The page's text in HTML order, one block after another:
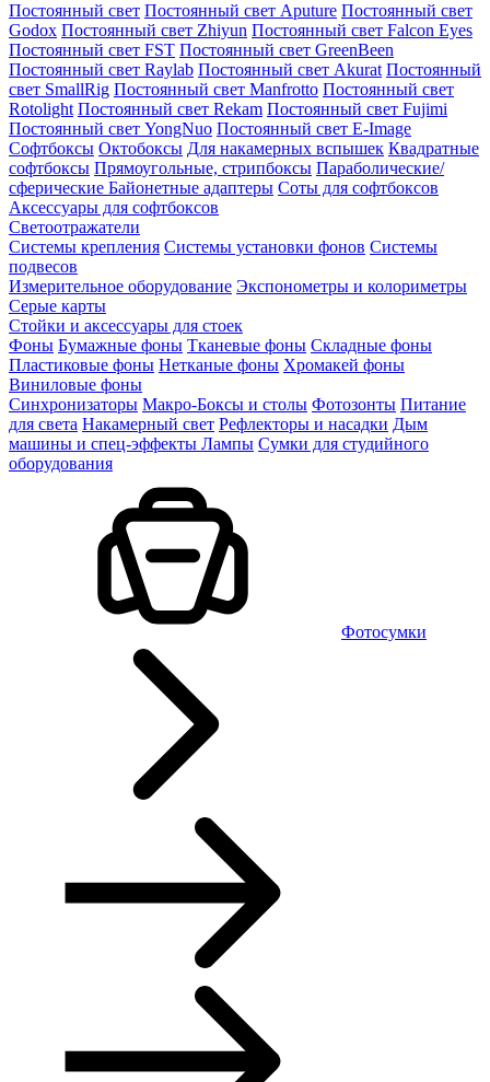
Постоянный свет Постоянный свет Aputure Постоянный свет
Godox Постоянный свет Zhiyun Постоянный свет Falcon Eyes
Постоянный свет FST Постоянный свет GreenBeen
Постоянный свет Raylab Постоянный свет Akurat Постоянный
свет SmallRig Постоянный свет Manfrotto Постоянный свет
Rotolight Постоянный свет Rekam Постоянный свет Fujimi
Постоянный свет YongNuo Постоянный свет E-Image
Софтбоксы Октобоксы Для накамерных вспышек Квадратные
софтбоксы Прямоугольные, стрипбоксы Параболические/
сферические Байонетныe адаптеры Соты для софтбоксов
Аксессуары для софтбоксов
Светоотражатели
Системы крепления Системы установки фонов Системы
подвесов
Измерительное оборудование Экспонометры и колориметры
Серые карты
Стойки и аксессуары для стоек
Фоны Бумажные фоны Тканевые фоны Складные фоны
Пластиковые фоны Нетканые фоны Хромакей фоны
Виниловые фоны
Синхронизаторы Макро-Боксы и столы Фотозонты Питание
для света Накамерный свет Рефлекторы и насадки Дым
машины и спец-эффекты Лампы Сумки для студийного
оборудования
Фотосумки